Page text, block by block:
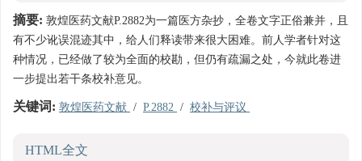
摘要: 敦煌医药文献P.2882为一篇医方杂抄，全卷文字正俗兼并，且
有不少讹误混迹其中，给人们释读带来很大困难。前人学者针对这
种情况，已经做了较为全面的校勘，但仍有疏漏之处，今就此卷进
一步提出若干条校补意见。
关键词: 敦煌医药文献 / P.2882 / 校补与评议
HTML全文